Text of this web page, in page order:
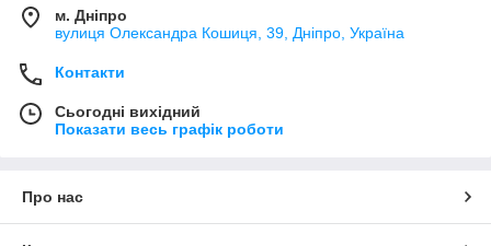
м. Дніпро
вулиця Олександра Кошиця, 39, Дніпро, Україна
Контакти
Сьогодні вихідний
Показати весь графік роботи
Про нас